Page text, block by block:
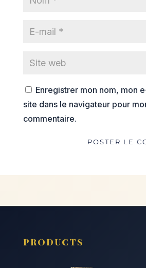
Enregistrer mon nom, mon
site dans le navigateur pour
commentaire.
PRODUCTS